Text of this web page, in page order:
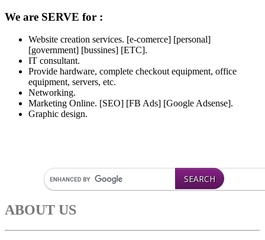
We are SERVE for :
Website creation services. [e-comerce] [personal]
[government] [bussines] [ETC].
IT consultant.
Provide hardware, complete checkout equipment, office
equipment, servers, etc.
Networking.
Marketing Online. [SEO] [FB Ads] [Google Adsense].
Graphic design.
ABOUT US